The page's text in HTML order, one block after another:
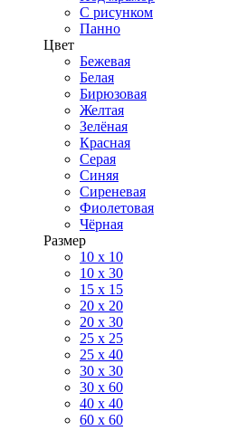
С рисунком
Панно
Цвет
Бежевая
Белая
Бирюзовая
Желтая
Зелёная
Красная
Серая
Синяя
Сиреневая
Фиолетовая
Чёрная
Размер
10 х 10
10 x 30
15 x 15
20 х 20
20 x 30
25 x 25
25 x 40
30 x 30
30 х 60
40 х 40
60 х 60